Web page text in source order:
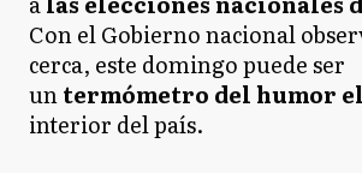
Con el Gobierno nacional
cerca, este domingo puede ser
untermómetro del humor
interior del país.